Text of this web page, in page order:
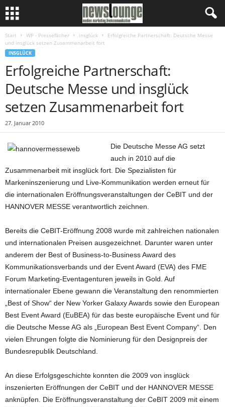
Start WP - Pressefächer insglück
Erfolgreiche Partnerschaft: Deutsche Messe
und insglück setzen Zusammenarbeit fort
INSGLÜCK
Erfolgreiche Partnerschaft:
Deutsche Messe und insglück
setzen Zusammenarbeit fort
27. Januar 2010
Die Deutsche Messe AG setzt
auch in 2010 auf die
Zusammenarbeit mit insglück fort. Die Spezialisten für
Markeninszenierung und Live-Kommunikation werden erneut für
die internationalen Eröffnungsveranstaltungen der CeBIT und der
HANNOVER MESSE verantwortlich zeichnen.
Bereits die CeBIT-Eröffnung 2008 wurde mit zahlreichen nationalen
und internationalen Preisen ausgezeichnet. Darunter waren unter
anderem der Best of Business-to-Business Award des
Kommunikationsverbands und der Event Award (EVA) des FME
Forum Marketing-Eventagenturen jeweils in Gold. Auf
internationaler Ebene gewann die Veranstaltung den renommierten
„Best of Show“ der New Yorker Galaxy Awards sowie den European
Best Event Award (EuBEA) für das beste europäische Event und für
die Deutsche Messe AG als „European Best Event Company“. Den
vielen Ehrungen folgte die Nominierung für den Designpreis der
Bundesrepublik Deutschland.
An diese Erfolgsgeschichte konnten die 2009 von insglück
inszenierten Eröffnungen der CeBIT und der HANNOVER MESSE
anknüpfen. Die Eröffnungsveranstaltung der CeBIT 2009 mit einem